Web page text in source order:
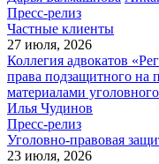
Пресс-релиз
Частные клиенты
27 июля, 2026
Коллегия адвокатов
права подзащитного на
материалами
Илья Чудинов
Пресс-релиз
Уголовно-правовая
23 июля, 2026